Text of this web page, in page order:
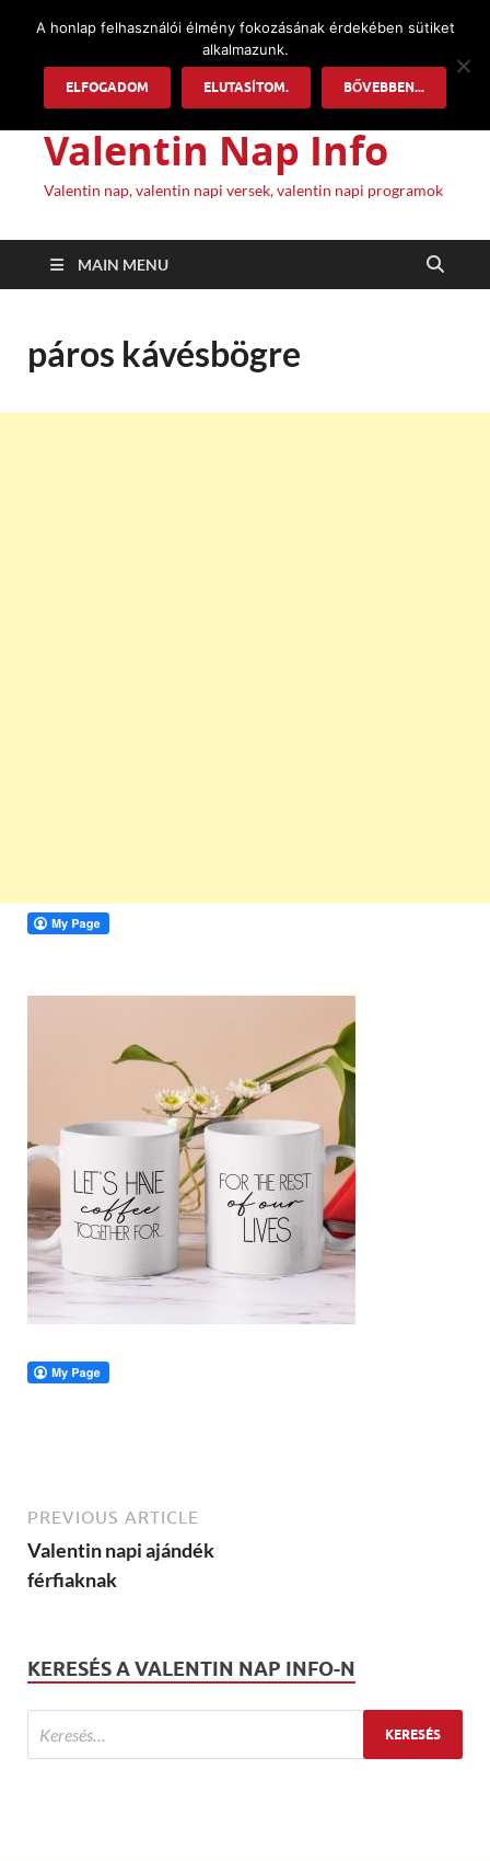
Valentin Nap Info
Valentin nap, valentin napi versek, valentin napi programok
MAIN MENU
páros kávésbögre
PREVIOUS ARTICLE
Valentin napi ajándék
férfiaknak
KERESÉS A VALENTIN NAP INFO-N
A honlap felhasználói élmény fokozásának érdekében sütiket
alkalmazunk.
ELFOGADOM ELUTASÍTOM. BŐVEBBEN...